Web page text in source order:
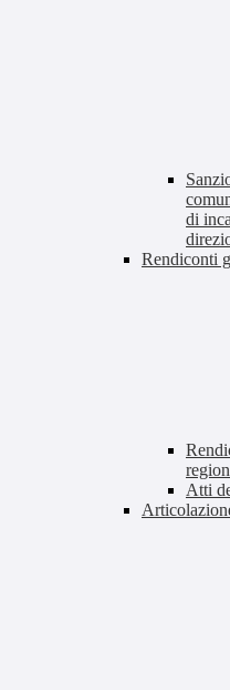
di
Rendiconti
Atti